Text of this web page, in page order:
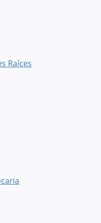
Raíces